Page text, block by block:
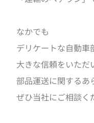
なかでも
デリケートな自動車
大きな信頼をいただ
部品運送に関するあ
ぜひ当社にご相談く